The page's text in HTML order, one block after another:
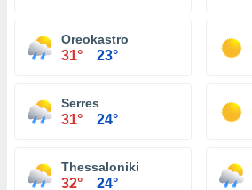
Oreokastro
31° 23°
Serres
31° 24°
Thessaloniki
32° 24°